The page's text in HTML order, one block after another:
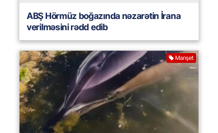
ABŞ Hörmüz boğazında nəzarətin İrana
verilməsini rədd edib
Manşet